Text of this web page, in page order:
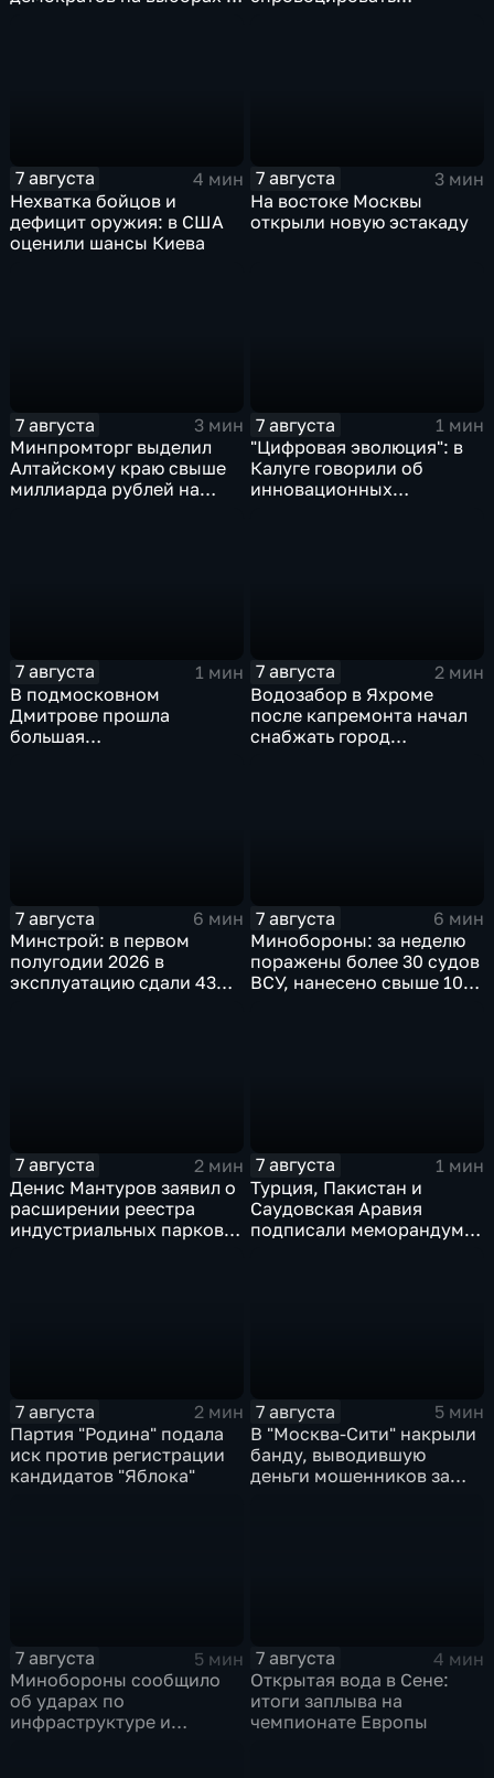
7 августа
4 мин
Нехватка бойцов и
дефицит оружия: в США
оценили шансы Киева
7 августа
3 мин
На востоке Москвы
открыли новую эстакаду
7 августа
3 мин
Минпромторг выделил
Алтайскому краю свыше
миллиарда рублей на
7 августа
1 мин
"Цифровая эволюция": в
Калуге говорили об
инновационных
7 августа
1 мин
В подмосковном
Дмитрове прошла
большая
7 августа
2 мин
Водозабор в Яхроме
после капремонта начал
снабжать город
7 августа
6 мин
Минстрой: в первом
полугодии 2026 в
эксплуатацию сдали 43
7 августа
6 мин
Минобороны: за неделю
поражены более 30 судов
ВСУ, нанесено свыше 10
7 августа
2 мин
Денис Мантуров заявил о
расширении реестра
индустриальных парков в
7 августа
1 мин
Турция, Пакистан и
Саудовская Аравия
подписали меморандум о
7 августа
2 мин
Партия "Родина" подала
иск против регистрации
кандидатов "Яблока"
7 августа
5 мин
В "Москва‑Сити" накрыли
банду, выводившую
деньги мошенников за
7 августа
5 мин
Минобороны сообщило
об ударах по
инфраструктуре и
7 августа
4 мин
Открытая вода в Сене:
итоги заплыва на
чемпионате Европы